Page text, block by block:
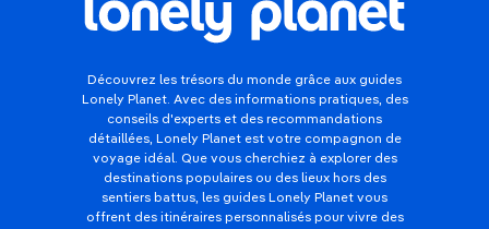
Découvrez les trésors du monde grâce aux guides
Lonely Planet. Avec des informations pratiques, des
conseils d'experts et des recommandations
détaillées, Lonely Planet est votre compagnon de
voyage idéal. Que vous cherchiez à explorer des
destinations populaires ou des lieux hors des
sentiers battus, les guides Lonely Planet vous
offrent des itinéraires personnalisés pour vivre des